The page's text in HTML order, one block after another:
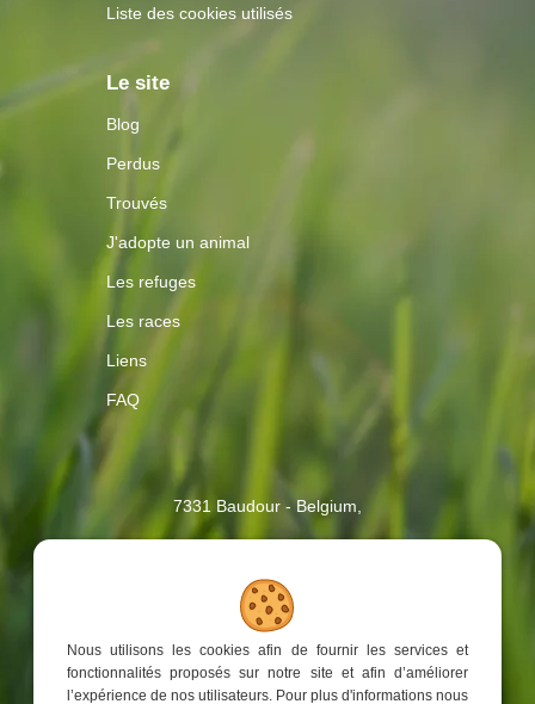
Nous utilisons les cookies afin de fournir les services et
fonctionnalités proposés sur notre site et afin d’améliorer
l’expérience de nos utilisateurs. Pour plus d'informations nous
Liste des cookies utilisés
Le site
Blog
Perdus
Trouvés
J'adopte un animal
Les refuges
Les races
Liens
FAQ
Contactez-
7331 Baudour - Belgium,
| AnimalWeb, Tous droits réservés
TVA : BE 0459.923.916
Site web réalisé par